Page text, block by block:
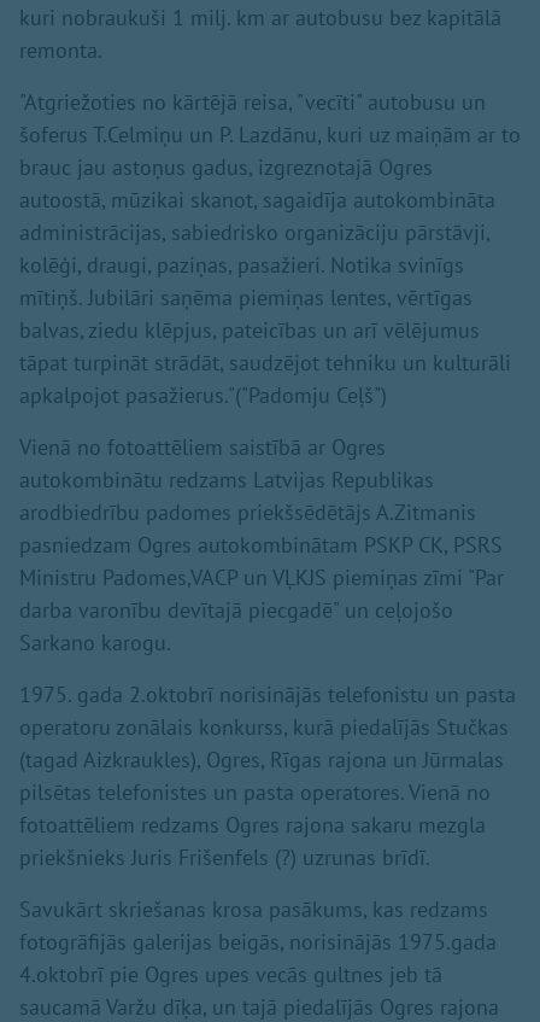
kuri nobraukuši 1 milj. km ar autobusu bez kapitālā
remonta.
"Atgriežoties no kārtējā reisa, "vecīti" autobusu un
šoferus T.Celmiņu un P. Lazdānu, kuri uz maiņām ar to
brauc jau astoņus gadus, izgreznotajā Ogres
autoostā, mūzikai skanot, sagaidīja autokombināta
administrācijas, sabiedrisko organizāciju pārstāvji,
kolēģi, draugi, paziņas, pasažieri. Notika svinīgs
mītiņš. Jubilāri saņēma piemiņas lentes, vērtīgas
balvas, ziedu klēpjus, pateicības un arī vēlējumus
tāpat turpināt strādāt, saudzējot tehniku un kulturāli
apkalpojot pasažierus."("Padomju Ceļš")
Vienā no fotoattēliem saistībā ar Ogres
autokombinātu redzams Latvijas Republikas
arodbiedrību padomes priekšsēdētājs A.Zitmanis
pasniedzam Ogres autokombinātam PSKP CK, PSRS
Ministru Padomes,VACP un VĻKJS piemiņas zīmi "Par
darba varonību devītajā piecgadē" un ceļojošo
Sarkano karogu.
1975. gada 2.oktobrī norisinājās telefonistu un pasta
operatoru zonālais konkurss, kurā piedalījās Stučkas
(tagad Aizkraukles), Ogres, Rīgas rajona un Jūrmalas
pilsētas telefonistes un pasta operatores. Vienā no
fotoattēliem redzams Ogres rajona sakaru mezgla
priekšnieks Juris Frišenfels (?) uzrunas brīdī.
Savukārt skriešanas krosa pasākums, kas redzams
fotogrāfijās galerijas beigās, norisinājās 1975.gada
4.oktobrī pie Ogres upes vecās gultnes jeb tā
saucamā Varžu dīķa, un tajā piedalījās Ogres rajona